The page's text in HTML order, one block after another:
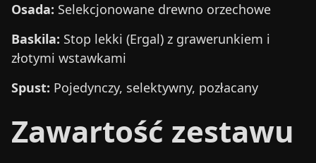
Osada: Selekcjonowane drewno orzechowe
Baskila: Stop lekki (Ergal) z grawerunkiem i
złotymi wstawkami
Spust: Pojedynczy, selektywny, pozłacany
Zawartość zestawu